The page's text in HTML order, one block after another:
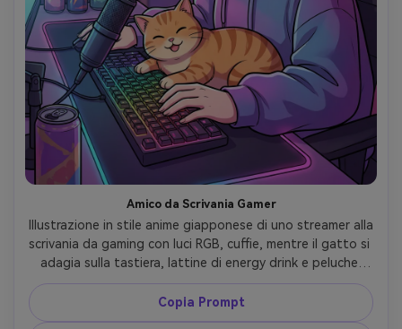
Amico da Scrivania Gamer
Illustrazione in stile anime giapponese di uno streamer alla
scrivania da gaming con luci RGB, cuffie, mentre il gatto si
adagia sulla tastiera, lattine di energy drink e peluche
sullo sfondo, accenti neon brillanti, linee pulite, riflessi
lucidi, cel shading, mood divertente e relatable,
composizione studiata per ritratto profilo, lente 85mm,
Copia Prompt